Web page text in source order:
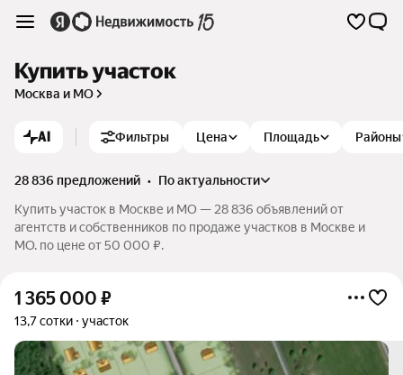
Купить участок
Москва и МО
AI Фильтры Цена Площадь Районы
28 836 предложений •
по актуальности
Купить участок в Москве и МО — 28 836 объявлений от
агентств и собственников по продаже участков в Москве и
МО. по цене от 50 000 ₽.
1 365 000 ₽
13,7 сотки участок